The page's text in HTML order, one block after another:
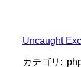
Uncaught
カテゴリ: